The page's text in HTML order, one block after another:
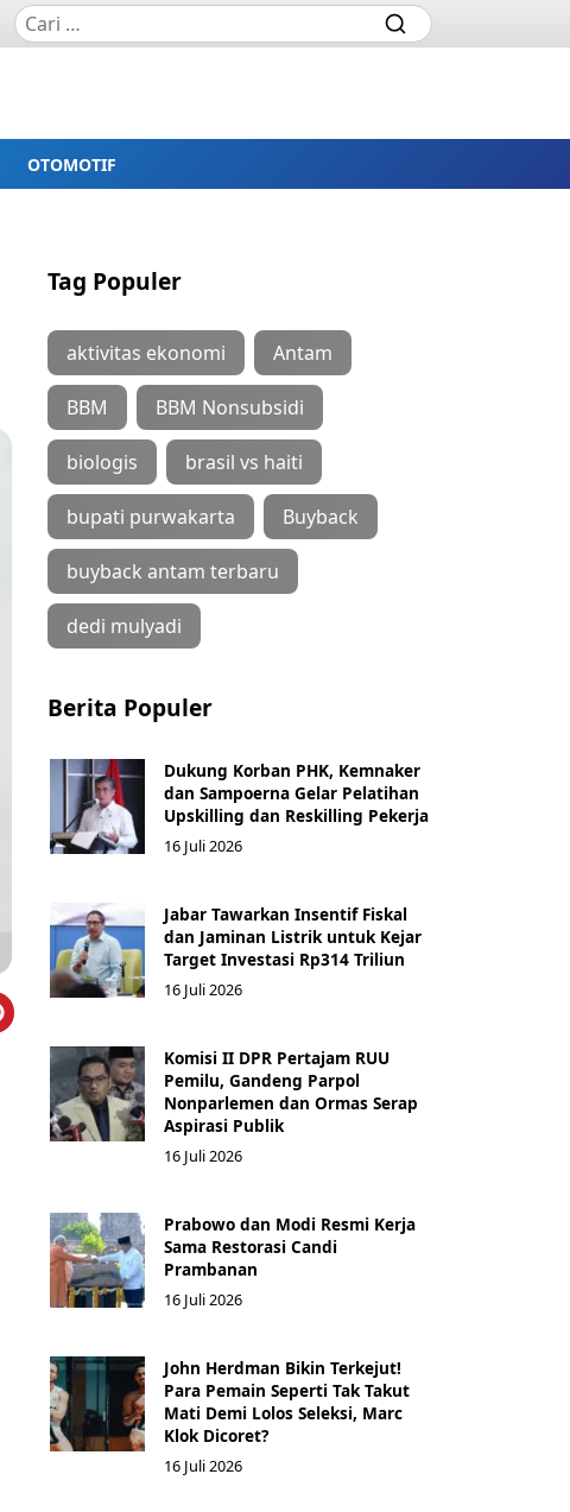
OTOMOTIF
Tag Populer
aktivitas ekonomi Antam
BBM BBM Nonsubsidi
biologis brasil vs haiti
bupati purwakarta Buyback
buyback antam terbaru
dedi mulyadi
Berita Populer
Dukung Korban PHK, Kemnaker
dan Sampoerna Gelar Pelatihan
Upskilling dan Reskilling Pekerja
16 Juli 2026
Jabar Tawarkan Insentif Fiskal
dan Jaminan Listrik untuk Kejar
Target Investasi Rp314 Triliun
16 Juli 2026
Komisi II DPR Pertajam RUU
Pemilu, Gandeng Parpol
Nonparlemen dan Ormas Serap
Aspirasi Publik
16 Juli 2026
Prabowo dan Modi Resmi Kerja
Sama Restorasi Candi
Prambanan
16 Juli 2026
John Herdman Bikin Terkejut!
Para Pemain Seperti Tak Takut
Mati Demi Lolos Seleksi, Marc
Klok Dicoret?
16 Juli 2026